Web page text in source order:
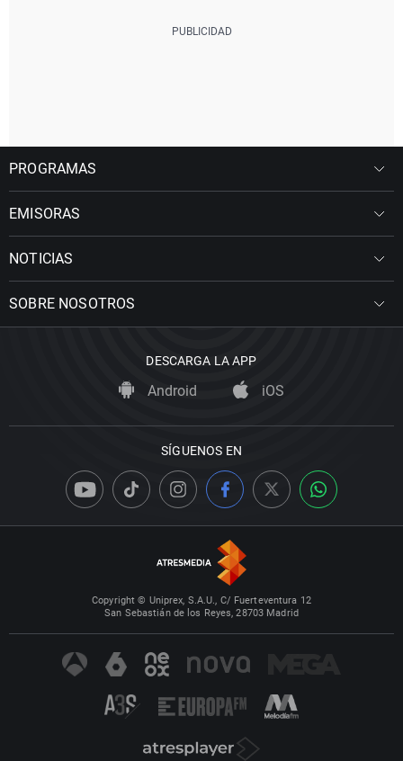
PROGRAMAS
EMISORAS
NOTICIAS
SOBRE NOSOTROS
DESCARGA LA APP
Android iOS
SÍGUENOS EN
Copyright © Uniprex, S.A.U., C/ Fuerteventura 12
San Sebastián de los Reyes, 28703 Madrid